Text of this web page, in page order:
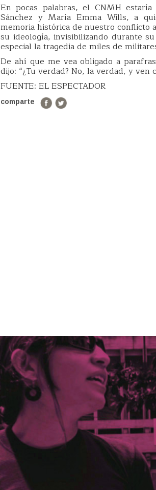
En pocas palabras, el CNMH
Sánchez y María Emma Wills, a
memoria histórica de nuestro conflicto
su ideología, invisibilizando durante
especial la tragedia de miles de
De ahí que me vea obligado a
dijo: “¿Tu verdad? No, la verdad, y ven
FUENTE: EL ESPECTADOR
comparte